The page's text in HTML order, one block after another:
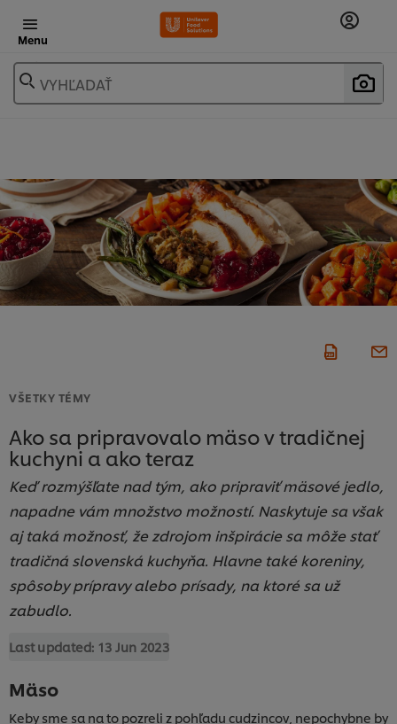
Menu
VYHĽADAŤ
VŠETKY TÉMY
Ako sa pripravovalo mäso v tradičnej
kuchyni a ako teraz
Keď rozmýšľate nad tým, ako pripraviť mäsové jedlo,
napadne vám množstvo možností. Naskytuje sa však
aj taká možnosť, že zdrojom inšpirácie sa môže stať
tradičná slovenská kuchyňa. Hlavne také koreniny,
spôsoby prípravy alebo prísady, na ktoré sa už
zabudlo.
Last updated: 13 Jun 2023
Mäso
Keby sme sa na to pozreli z pohľadu cudzincov, nepochybne by